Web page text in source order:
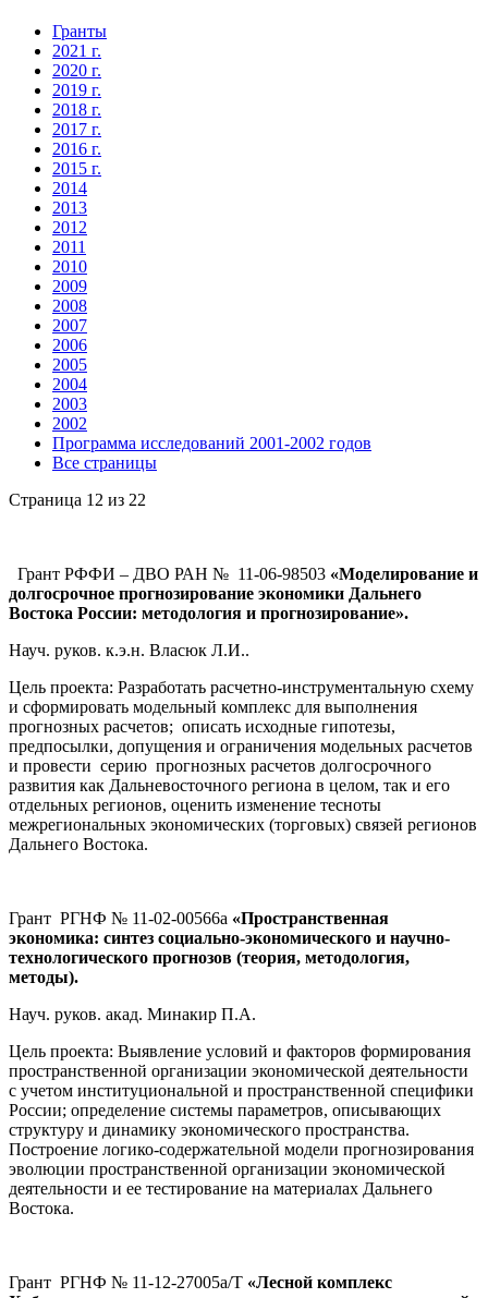
Гранты
2021 г.
2020 г.
2019 г.
2018 г.
2017 г.
2016 г.
2015 г.
2014
2013
2012
2011
2010
2009
2008
2007
2006
2005
2004
2003
2002
Программа исследований 2001-2002 годов
Все страницы
Страница 12 из 22
Грант РФФИ – ДВО РАН № 11-06-98503 «Моделирование и
долгосрочное прогнозирование экономики Дальнего
Востока России: методология и прогнозирование».
Науч. руков. к.э.н. Власюк Л.И..
Цель проекта: Разработать расчетно-инструментальную схему
и сформировать модельный комплекс для выполнения
прогнозных расчетов; описать исходные гипотезы,
предпосылки, допущения и ограничения модельных расчетов
и провести серию прогнозных расчетов долгосрочного
развития как Дальневосточного региона в целом, так и его
отдельных регионов, оценить изменение тесноты
межрегиональных экономических (торговых) связей регионов
Дальнего Востока.
Грант РГНФ № 11-02-00566а «Пространственная
экономика: синтез социально-экономического и научно-
технологического прогнозов (теория, методология,
методы).
Науч. руков. акад. Минакир П.А.
Цель проекта: Выявление условий и факторов формирования
пространственной организации экономической деятельности
с учетом институциональной и пространственной специфики
России; определение системы параметров, описывающих
структуру и динамику экономического пространства.
Построение логико-содержательной модели прогнозирования
эволюции пространственной организации экономической
деятельности и ее тестирование на материалах Дальнего
Востока.
Грант РГНФ № 11-12-27005а/Т «Лесной комплекс